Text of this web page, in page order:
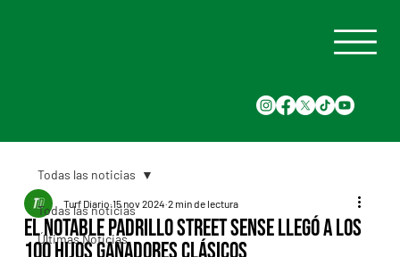
Todas las noticias
Últimas Noticias
Todas las noticias
El notable padrillo Street Sense llegó a los
Turf Diario 15 nov 2024 2 min de lectura